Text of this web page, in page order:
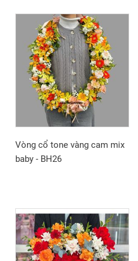
Vòng cổ tone vàng cam mix
baby - BH26